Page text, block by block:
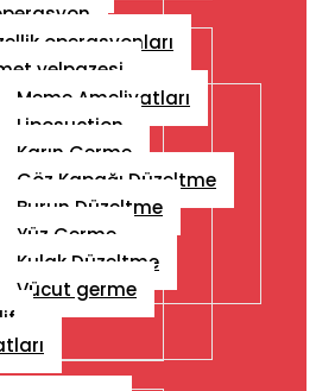
operasyonları
yelpazesi
Meme Ameliyatları
Liposuction
Karın Germe
Göz Kapağı Düzeltme
Burun Düzeltme
Yüz Germe
Kulak Düzeltme
Vücut germe